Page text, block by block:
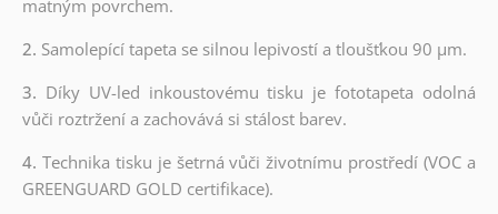
matným povrchem.
2. Samolepící tapeta se silnou lepivostí a tloušťkou 90 µm.
3. Díky UV-led inkoustovému tisku je fototapeta odolná
vůči roztržení a zachovává si stálost barev.
4. Technika tisku je šetrná vůči životnímu prostředí (VOC a
GREENGUARD GOLD certifikace).